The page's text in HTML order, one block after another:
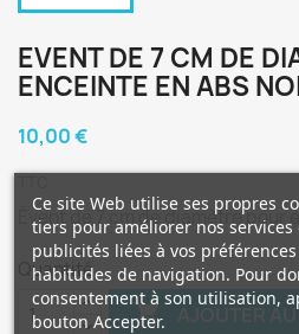
EVENT DE 7 CM DE
ENCEINTE EN ABS
10,00 €
Évent de 7 cm de diamètre pour
Quantité
 AJOUTER AU
Ce site Web utilise ses propres
tiers pour améliorer nos
publicités liées à vos
habitudes de navigation. Pour
consentement à son utilisation,
bouton Accepter.